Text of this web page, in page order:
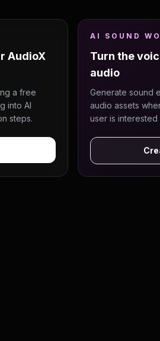
AudioX
a free
into AI
steps.
AI SOUND
Turn the
audio
Generate sound
audio assets
user is